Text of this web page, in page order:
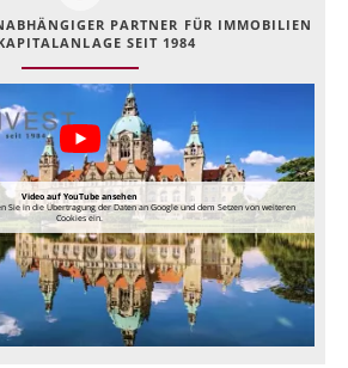
PARTNER FÜR IMMOBILIEN
SEIT 1984
Video auf YouTube ansehen
Sie in die Übertragung der Daten an Google und dem Setzen von weiteren
Cookies ein.